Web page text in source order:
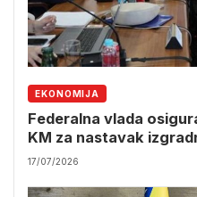
EKONOMIJA
Federalna vlada
KM za nastavak
17/07/2026